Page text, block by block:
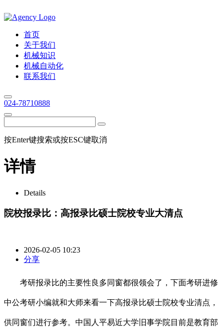
首页
关于我们
机械知识
机械自动化
联系我们
024-78710888
按Enter键搜索或按ESC键取消
详情
Details
院校报录比：高报录比硕士院校专业大清点
2026-02-05 10:23
分享
考研报录比的主要性良多同窗都很领会了，下面考研进修
中公考研小编就和大师来看一下高报录比硕士院校专业清点，
供同窗们进行参考。中国人平易近大学旧事学院目前是教育部